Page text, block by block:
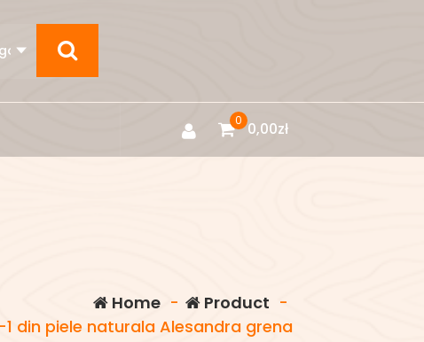
0 0,00zł
Home - Product -
din piele naturala Alesandra grena